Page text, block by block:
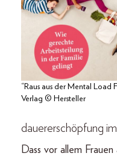
“Raus aus der Mental Load
Verlag © Hersteller
dauererschöpfung
Dass vor allem